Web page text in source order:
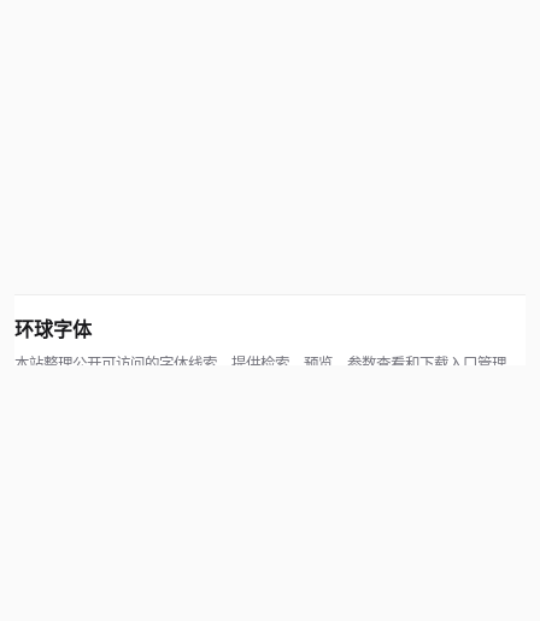
环球字体
本站整理公开可访问的字体线索，提供检索、预览、参数查看和下载入口管理。